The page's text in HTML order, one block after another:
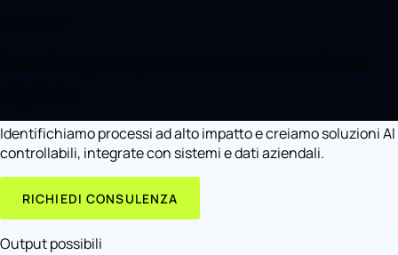
Identifichiamo processi ad alto impatto e creiamo soluzioni AI
controllabili, integrate con sistemi e dati aziendali.
RICHIEDI CONSULENZA
Output possibili